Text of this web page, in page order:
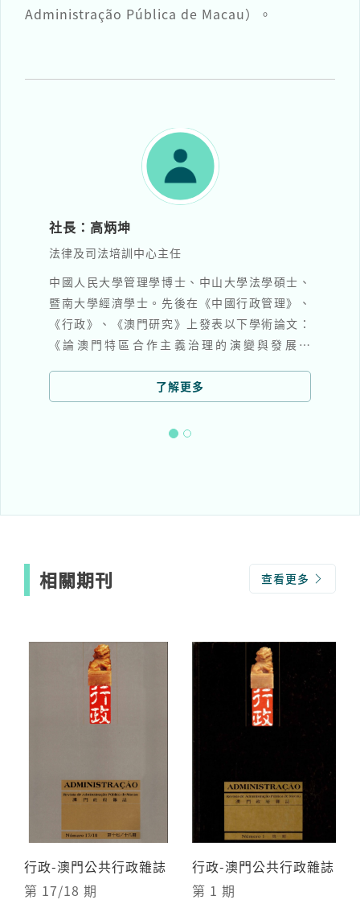
Administração Pública de Macau）。
執行社長：吳志良
澳門基金會行政委員會主席
1985年北京外國語學院葡萄牙語專業畢業；
1997年獲南京大學歷史學博士學位。
1988年加入澳門基金會，現任該會行政委員會主
席。澳門文化界聯合總會會長、中國作家協會會
1993年底始主編多套叢書，並合作主編《粵澳公
牘錄存》、《澳門百科全書》、《澳門總覽》、
《明清時期澳門問題檔案文獻匯編》、《澳門編
政治發展》及《一個沒有悲情的城市》等。合著
了解更多
相關期刊 查看更多
行政-澳門公共行政雜誌
第 17/18 期
行政-澳門公共行政雜誌
第 1 期